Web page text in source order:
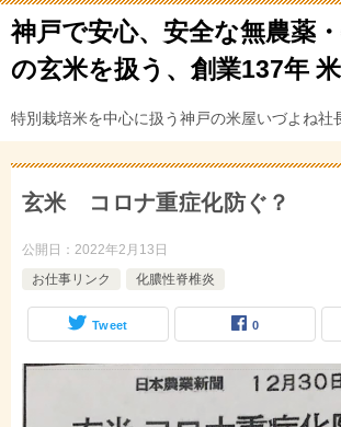
神戸で安心、安全な無農薬
の玄米を扱う、創業137年
特別栽培米を中心に扱う神戸の米屋いづよね社
玄米 コロナ重症化防ぐ？
公開日： 2022年2月13日
お仕事リンク
化膿性脊椎炎
Tweet 0